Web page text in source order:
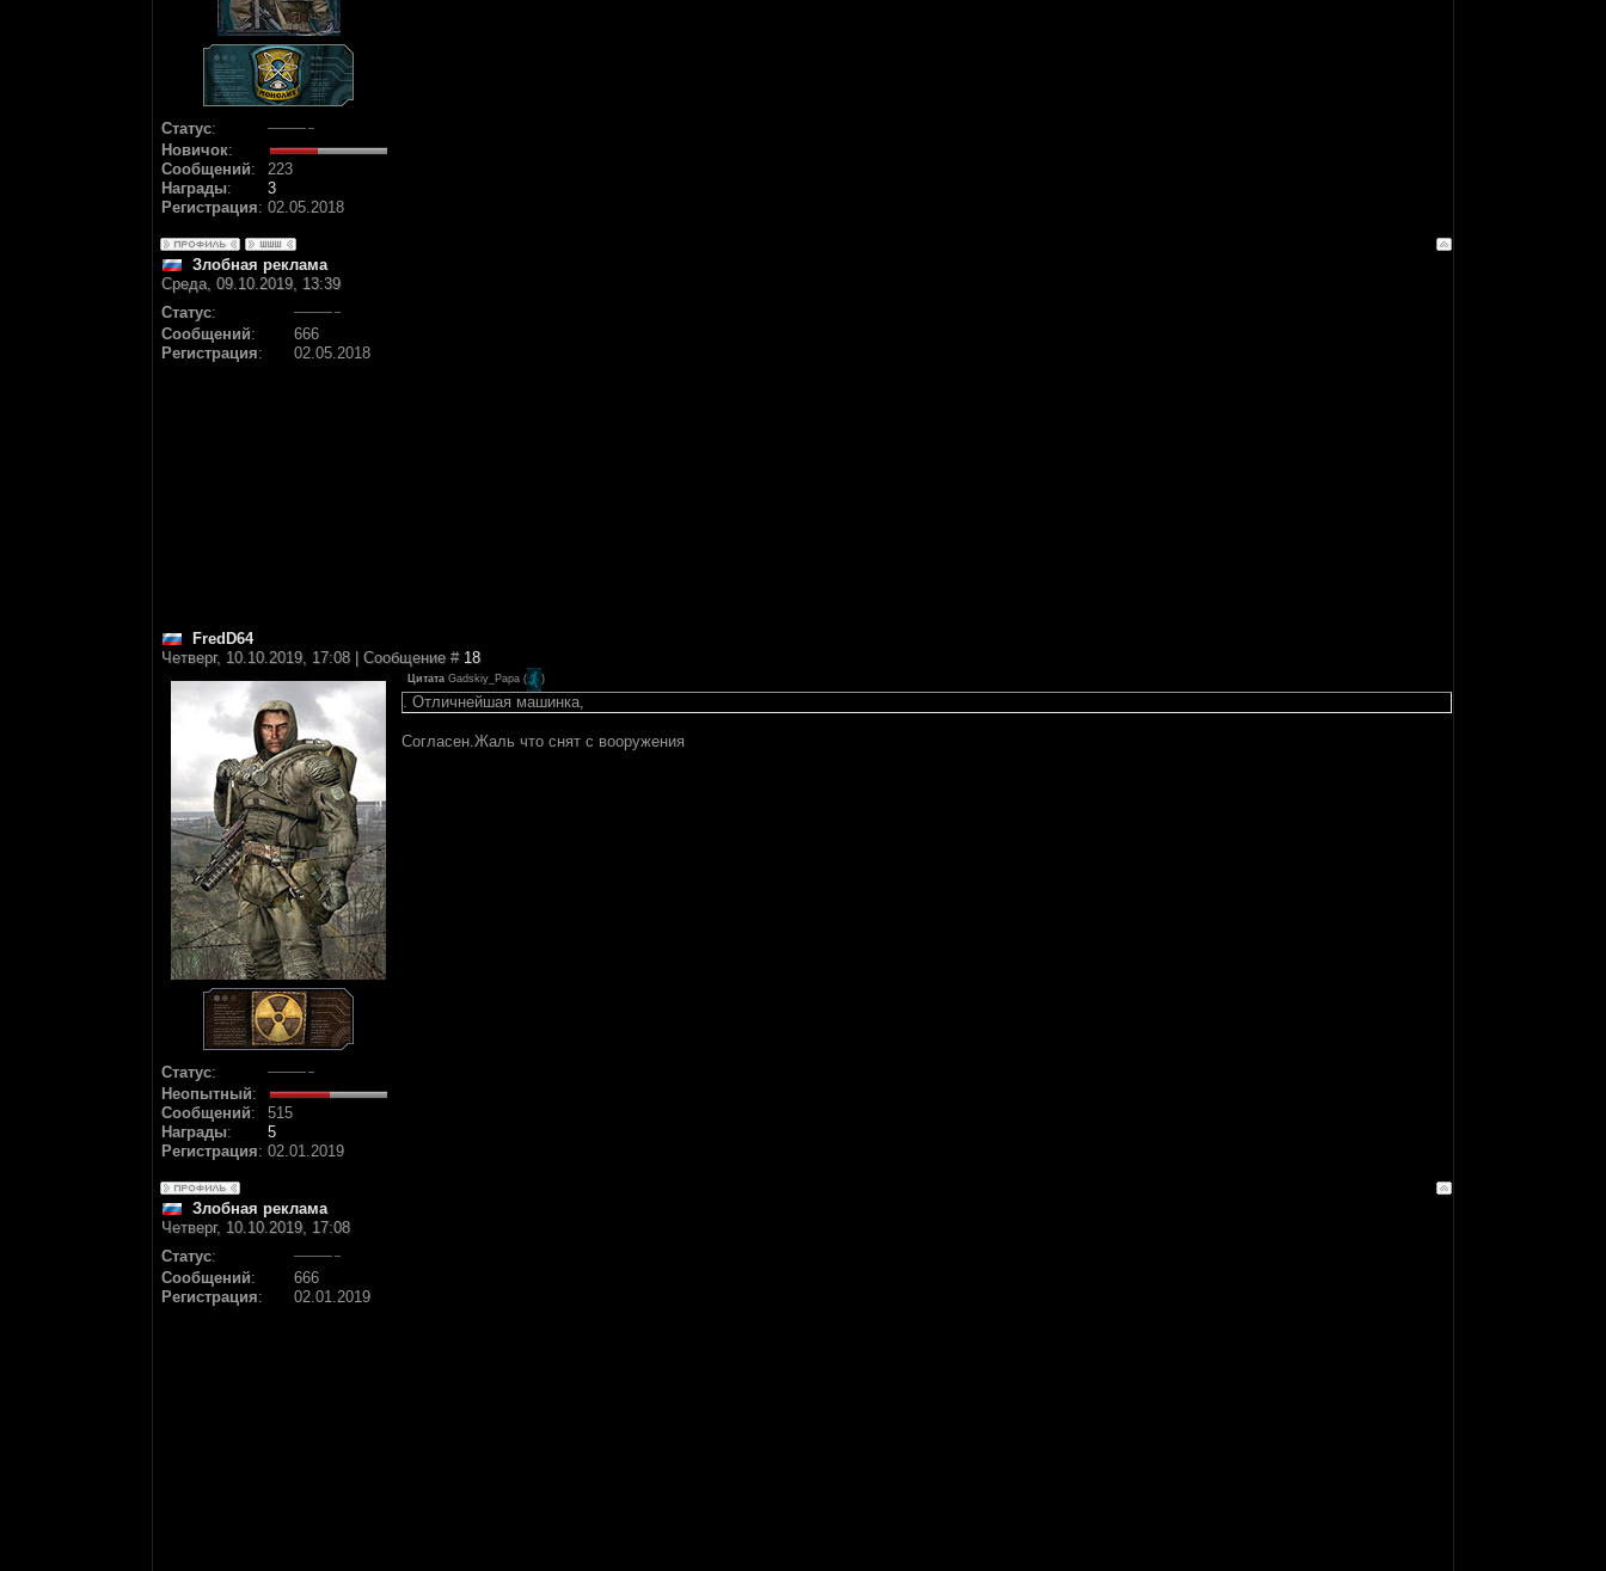
Статус:
Новичок:
Сообщений:
223
Награды:
3
Регистрация: 02.05.2018
Злобная реклама
Среда, 09.10.2019, 13:39
Статус:
Сообщений:
666
Регистрация: 02.05.2018
FredD64
Четверг, 10.10.2019, 17:08 | Сообщение # 18
Статус:
Неопытный:
Сообщений:
515
Награды:
5
Регистрация: 02.01.2019
Цитата Gadskiy_Papa ( )
. Отличнейшая машинка,
Согласен.Жаль что снят с вооружения
Злобная реклама
Четверг, 10.10.2019, 17:08
Статус:
Сообщений:
666
Регистрация: 02.01.2019